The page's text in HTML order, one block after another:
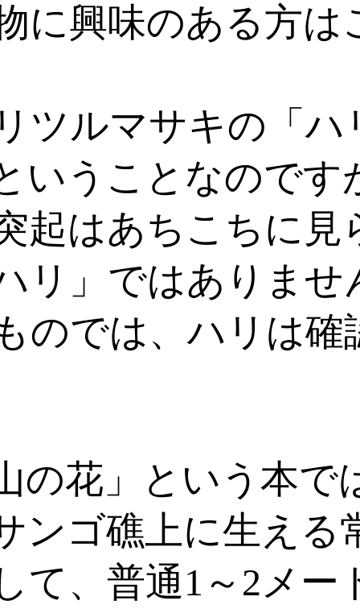
に興味のある方は
ツルマサキの「ハ
いうことなのです
起はあちこちに見
リ」ではありませ
のでは、ハリは確
の花」という本で
ンゴ礁上に生える
て、普通1～2メー